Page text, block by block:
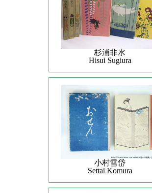
杉浦非水
Hisui Sugiura
小村雪岱
Settai Komura